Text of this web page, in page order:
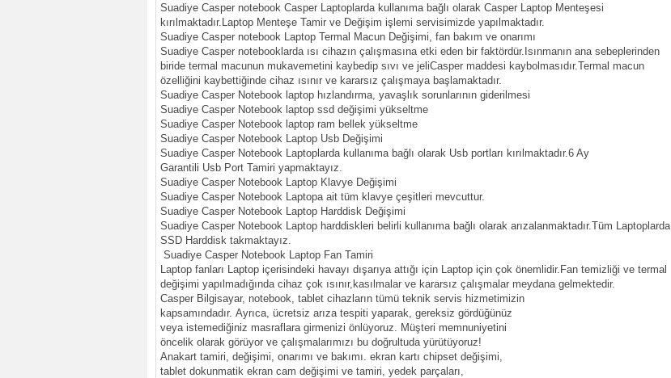
Suadiye Casper notebook Casper Laptoplarda kullanıma bağlı olarak Casper Laptop Menteşesi
kırılmaktadır.Laptop Menteşe Tamir ve Değişim işlemi servisimizde yapılmaktadır.
Suadiye Casper notebook Laptop Termal Macun Değişimi, fan bakım ve onarımı
Suadiye Casper notebooklarda ısı cihazın çalışmasına etki eden bir faktördür.Isınmanın ana sebeplerinden
biride termal macunun mukavemetini kaybedip sıvı ve jeliCasper maddesi kaybolmasıdır.Termal macun
özelliğini kaybettiğinde cihaz ısınır ve kararsız çalışmaya başlamaktadır.
Suadiye Casper Notebook laptop hızlandırma, yavaşlık sorunlarının giderilmesi
Suadiye Casper Notebook laptop ssd değişimi yükseltme
Suadiye Casper Notebook laptop ram bellek yükseltme
Suadiye Casper Notebook Laptop Usb Değişimi
Suadiye Casper Notebook Laptoplarda kullanıma bağlı olarak Usb portları kırılmaktadır.6 Ay
Garantili Usb Port Tamiri yapmaktayız.
Suadiye Casper Notebook Laptop Klavye Değişimi
Suadiye Casper Notebook Laptopa ait tüm klavye çeşitleri mevcuttur.
Suadiye Casper Notebook Laptop Harddisk Değişimi
Suadiye Casper Notebook Laptop harddiskleri belirli kullanıma bağlı olarak arızalanmaktadır.Tüm Laptoplarda
SSD Harddisk takmaktayız.
Suadiye Casper Notebook Laptop Fan Tamiri
Laptop fanları Laptop içerisindeki havayı dışarıya attığı için Laptop için çok önemlidir.Fan temizliği ve termal
değişimi yapılmadığında cihaz çok ısınır,kasılmalar ve kararsız çalışmalar meydana gelmektedir.
Casper Bilgisayar, notebook, tablet cihazların tümü teknik servis hizmetimizin
kapsamındadır. Ayrıca, ücretsiz arıza tespiti yaparak, gereksiz gördüğünüz
veya istemediğiniz masraflara girmenizi önlüyoruz. Müşteri memnuniyetini
öncelik olarak görüyor ve çalışmalarımızı bu doğrultuda yürütüyoruz!
Anakart tamiri, değişimi, onarımı ve bakımı. ekran kartı chipset değişimi,
tablet dokunmatik ekran cam değişimi ve tamiri, yedek parçaları,